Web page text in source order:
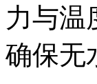
力与温
确保无